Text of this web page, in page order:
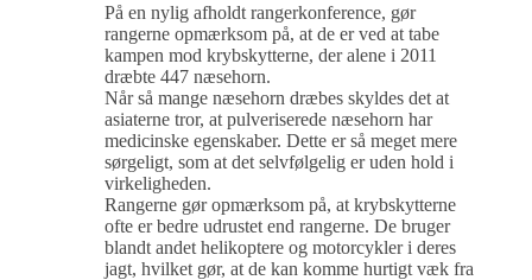
På en nylig afholdt rangerkonference, gør
rangerne opmærksom på, at de er ved at tabe
kampen mod krybskytterne, der alene i 2011
dræbte 447 næsehorn.
Når så mange næsehorn dræbes skyldes det at
asiaterne tror, at pulveriserede næsehorn har
medicinske egenskaber. Dette er så meget mere
sørgeligt, som at det selvfølgelig er uden hold i
virkeligheden.
Rangerne gør opmærksom på, at krybskytterne
ofte er bedre udrustet end rangerne. De bruger
blandt andet helikoptere og motorcykler i deres
jagt, hvilket gør, at de kan komme hurtigt væk fra